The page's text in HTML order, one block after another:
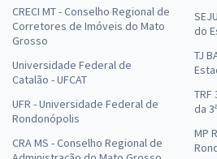
CRECI MT - Conselho Regional de
Corretores de Imóveis do Mato
Grosso
Universidade Federal de
Catalão - UFCAT
UFR - Universidade Federal de
Rondonópolis
CRA MS - Conselho Regional de
do
TJ
TRF
da
MP